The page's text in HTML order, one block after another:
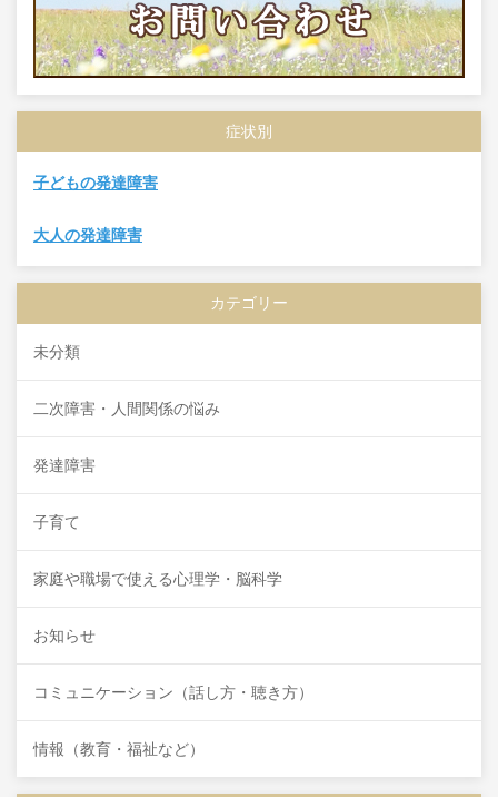
症状別
子どもの発達障害
大人の発達障害
カテゴリー
未分類
二次障害・人間関係の悩み
発達障害
子育て
家庭や職場で使える心理学・脳科学
お知らせ
コミュニケーション（話し方・聴き方）
情報（教育・福祉など）